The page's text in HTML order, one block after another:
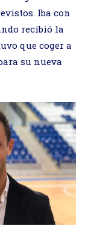
Iba con
recibió la
que coger a
su nueva